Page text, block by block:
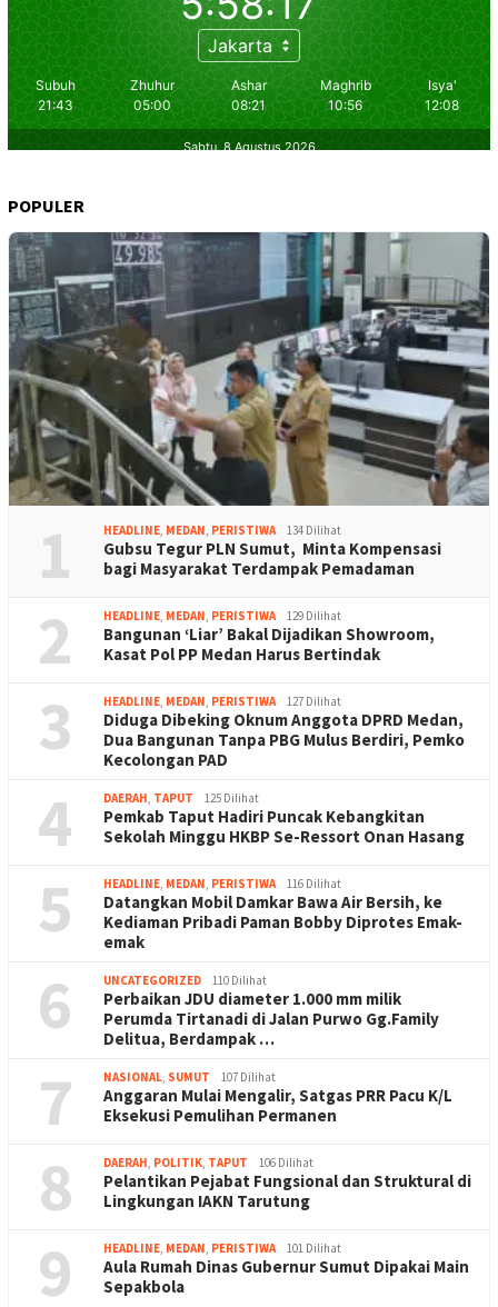
POPULER
1 HEADLINE, MEDAN, PERISTIWA 134 Dilihat
Gubsu Tegur PLN Sumut, Minta Kompensasi
bagi Masyarakat Terdampak Pemadaman
2 HEADLINE, MEDAN, PERISTIWA 129 Dilihat
Bangunan ‘Liar’ Bakal Dijadikan Showroom,
Kasat Pol PP Medan Harus Bertindak
3 HEADLINE, MEDAN, PERISTIWA 127 Dilihat
Diduga Dibeking Oknum Anggota DPRD Medan,
Dua Bangunan Tanpa PBG Mulus Berdiri, Pemko
Kecolongan PAD
4 DAERAH, TAPUT 125 Dilihat
Pemkab Taput Hadiri Puncak Kebangkitan
Sekolah Minggu HKBP Se-Ressort Onan Hasang
5 HEADLINE, MEDAN, PERISTIWA 116 Dilihat
Datangkan Mobil Damkar Bawa Air Bersih, ke
Kediaman Pribadi Paman Bobby Diprotes Emak-
emak
6 UNCATEGORIZED 110 Dilihat
Perbaikan JDU diameter 1.000 mm milik
Perumda Tirtanadi di Jalan Purwo Gg.Family
Delitua, Berdampak …
7 NASIONAL, SUMUT 107 Dilihat
Anggaran Mulai Mengalir, Satgas PRR Pacu K/L
Eksekusi Pemulihan Permanen
8 DAERAH, POLITIK, TAPUT 106 Dilihat
Pelantikan Pejabat Fungsional dan Struktural di
Lingkungan IAKN Tarutung
9 HEADLINE, MEDAN, PERISTIWA 101 Dilihat
Aula Rumah Dinas Gubernur Sumut Dipakai Main
Sepakbola